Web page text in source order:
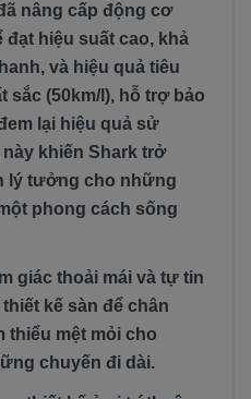
nâng cấp động cơ
đạt hiệu suất cao, khả
và hiệu quả tiêu
sắc (50km/l), hỗ trợ bảo
lại hiệu quả sử
khiến Shark trở
lý tưởng cho những
phong cách sống
giác thoải mái và tự tin
kế sàn để chân
thiểu mệt mỏi cho
chuyến đi dài.